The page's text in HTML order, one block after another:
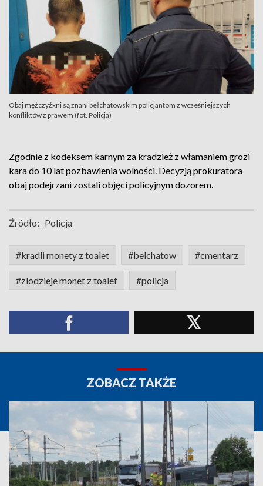
Obaj mężczyźxni są znani bełchatowskim policjantom z wcześniejszych
konfliktów z prawem (fot. Policja)
Zgodnie z kodeksem karnym za kradzież z włamaniem grozi
kara do 10 lat pozbawienia wolności. Decyzją prokuratora
obaj podejrzani zostali objęci policyjnym dozorem.
Źródło: Policja
#kradli monety z toalet #belchatow #cmentarz
#zlodzieje monet z toalet #policja
ZOBACZ TAKŻE